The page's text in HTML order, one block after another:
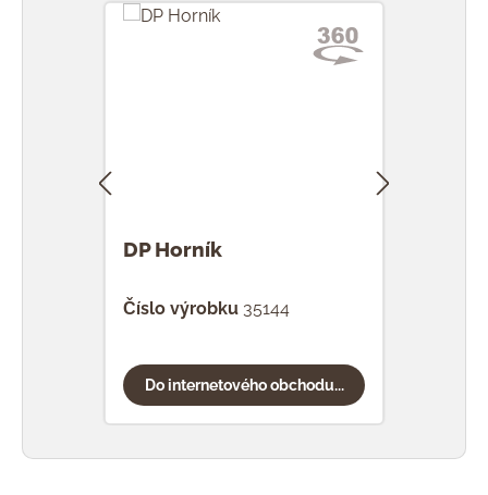
DP Horník
Číslo výrobku 35144
Do internetového obchodu...